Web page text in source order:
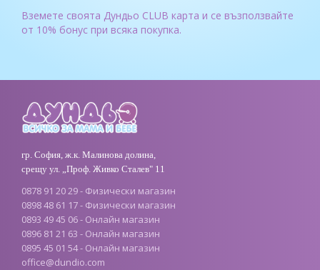
Вземете своята Дундьо CLUB карта и се възползвайте
от 10% бонус при всяка покупка.
гр. София, ж.к. Малинова долина,
срещу ул. „Проф. Живко Сталев" 11
0878 91 20 29 - Физически магазин
0898 48 61 17 - Физически магазин
0893 49 45 06 - Онлайн магазин
0896 81 21 63 - Онлайн магазин
0895 45 01 54 - Онлайн магазин
office@dundio.com